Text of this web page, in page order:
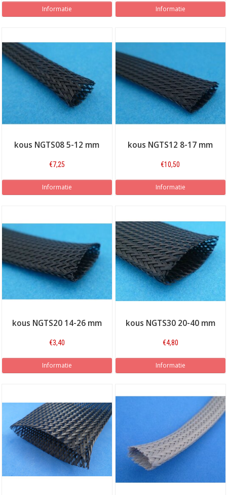
Informatie Informatie
kous NGTS08 5-12 mm
€7,25
Informatie
kous NGTS12 8-17 mm
€10,50
Informatie
kous NGTS20 14-26 mm
€3,40
Informatie
kous NGTS30 20-40 mm
€4,80
Informatie